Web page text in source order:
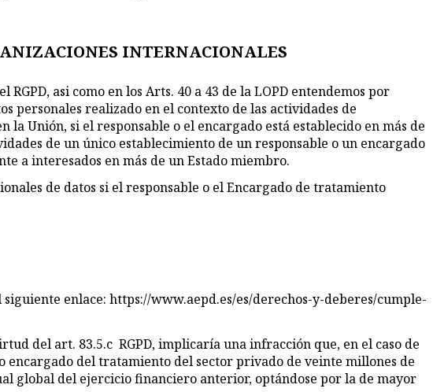
INTERNACIONALES
asi como en los Arts. 40 a 43 de la LOPD entendemos por
realizado en el contexto de las actividades de
Unión, si el responsable o el encargado está establecido en más de
de un único establecimiento de un responsable o un encargado
a interesados en más de un Estado miembro.
de datos si el responsable o el Encargado de tratamiento
enlace: https://www.aepd.es/es/derechos-y-deberes/cumple-
del art. 83.5.c RGPD, implicaría una infracción que, en el caso de
encargado del tratamiento del sector privado de veinte millones de
global del ejercicio financiero anterior, optándose por la de mayor